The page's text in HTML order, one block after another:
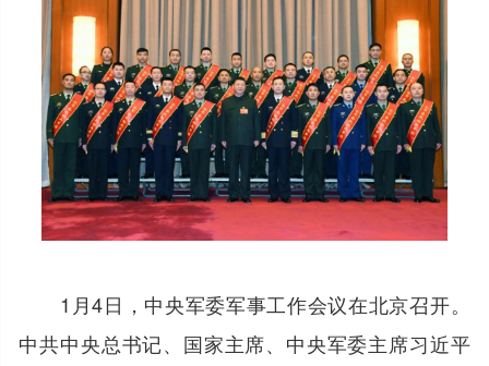
1月4日，中央军委军事工作会议在北京召开。
中共中央总书记、国家主席、中央军委主席习近平